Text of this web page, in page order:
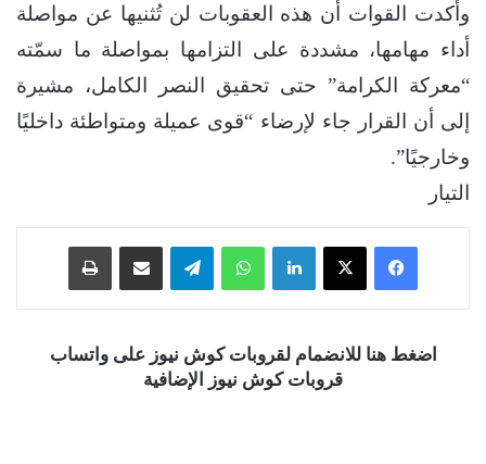
وأكدت القوات أن هذه العقوبات لن تُثنيها عن مواصلة
أداء مهامها، مشددة على التزامها بمواصلة ما سمّته
“معركة الكرامة” حتى تحقيق النصر الكامل، مشيرة
إلى أن القرار جاء لإرضاء “قوى عميلة ومتواطئة داخليًا
وخارجيًا”.
التيار
فيسبوك ‫X لينكدإن واتساب تيلقرام
اضغط هنا للانضمام لقروبات كوش نيوز على واتساب
قروبات كوش نيوز الإضافية